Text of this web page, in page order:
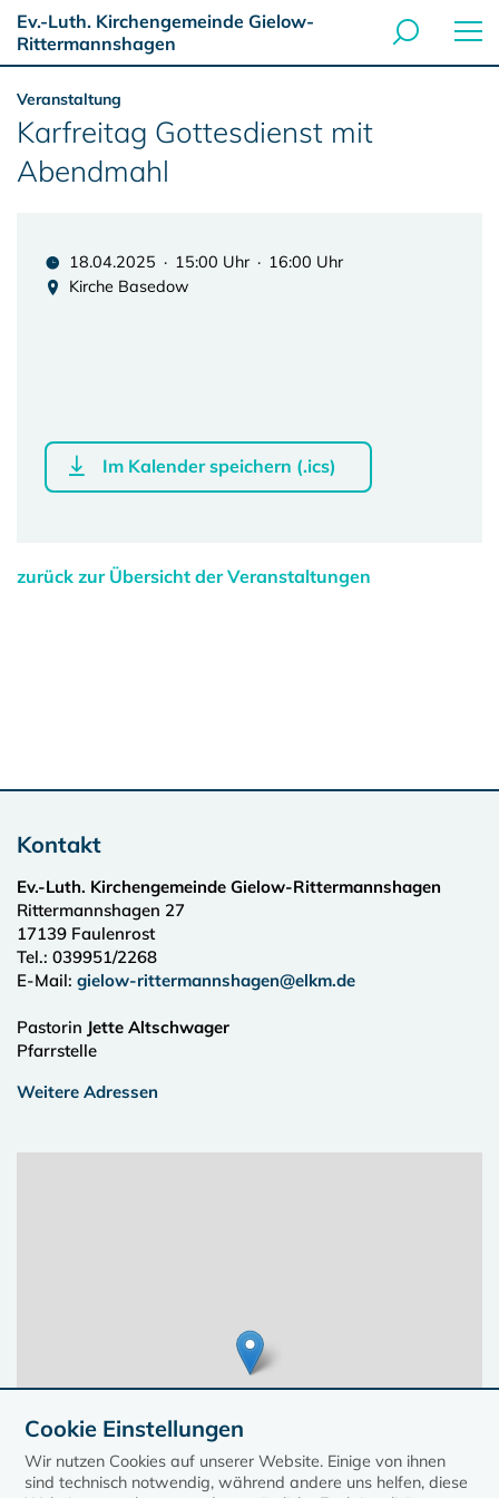
Ev.-Luth. Kirchengemeinde Gielow-
Rittermannshagen
Veranstaltung
Karfreitag Gottesdienst mit
Abendmahl
18.04.2025 · 15:00 Uhr · 16:00 Uhr
Kirche Basedow
Im Kalender speichern (.ics)
zurück zur Übersicht der Veranstaltungen
Kontakt
Ev.-Luth. Kirchengemeinde Gielow-Rittermannshagen
Rittermannshagen 27
17139 Faulenrost
Tel.: 039951/2268
E-Mail: gielow-rittermannshagen@elkm.de
Pastorin Jette Altschwager
Pfarrstelle
Weitere Adressen
Cookie Einstellungen
Wir nutzen Cookies auf unserer Website. Einige von ihnen
sind technisch notwendig, während andere uns helfen, diese